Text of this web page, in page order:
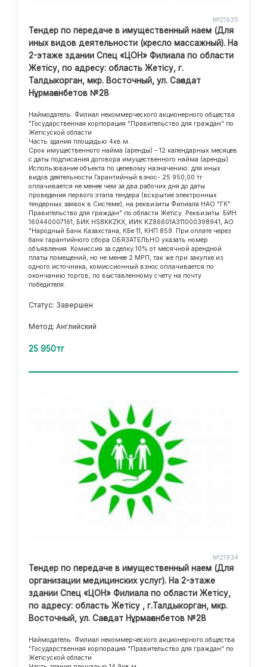
№21935
Тендер по передаче в имущественный наем (Для
иных видов деятельности (кресло массажный). На
2-этаже здании Спец «ЦОН» Филиала по области
Жетісу, по адресу: область Жетісу, г.
Талдыкорган, мкр. Восточный, ул. Сағадат
Нұрмағанбетов №28
Наймодатель: Филиал некоммерческого акционерного общества
"Государственная корпорация "Правительство для граждан" по
Жетісуской области
Часть здания площадью 4кв.м.
Срок имущественного найма (аренды) – 12 календарных месяцев
с даты подписания договора имущественного найма (аренды).
Использование объекта по целевому назначению: для иных
видов деятельности.Гарантийный взнос- 25 950,00 тг
оплачивается не менее чем за два рабочих дня до даты
проведения первого этапа тендера (вскрытие электронных
тендерных заявок в Системе), на реквизиты Филиала НАО "ГК"
Правительство для граждан" по области Жетісу. Реквизиты: БИН
160440007161, БИК HSBKKZKX, ИИК KZ86601A311000398941, АО
"Народный Банк Казахстана, КБе 11, КНП 859. При оплате через
банк гарантийного сбора ОБЯЗАТЕЛЬНО указать номер
объявления. Комиссия за сделку 10% от месячной арендной
платы помещений, но не менее 2 МРП, так же при закупке из
одного источника, комиссионный взнос оплачивается по
окончанию торгов, по выставленному счету на почту
победителя.
Статус: Завершен
Метод: Английский
25 950тг
№21934
Тендер по передаче в имущественный наем (Для
организации медицинских услуг). На 2-этаже
здании Спец «ЦОН» Филиала по области Жетісу,
по адресу: область Жетісу , г.Талдыкорган, мкр.
Восточный, ул. Сағадат Нұрмағанбетов №28
Наймодатель: Филиал некоммерческого акционерного общества
"Государственная корпорация "Правительство для граждан" по
Жетісуской области